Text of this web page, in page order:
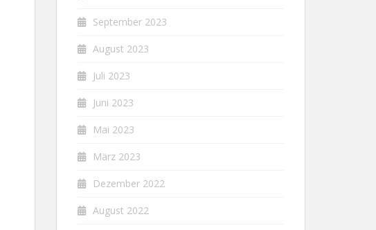
September 2023
August 2023
Juli 2023
Juni 2023
Mai 2023
März 2023
Dezember 2022
August 2022